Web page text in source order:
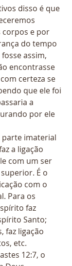
disso é que
corpos e por
do tempo
assim,
encontrasse
certeza se
que ele foi
a
por ele
parte imaterial
a ligação
com um ser
É o
com o
Para os
faz
Santo;
faz ligação
etc.
12:7, o